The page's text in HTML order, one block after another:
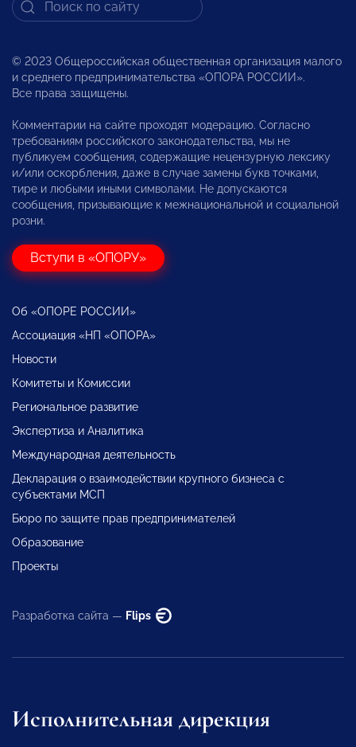
© 2023 Общероссийская общественная организация малого
и среднего предпринимательства «ОПОРА РОССИИ».
Все права защищены.
Комментарии на сайте проходят модерацию. Согласно
требованиям российского законодательства, мы не
публикуем сообщения, содержащие нецензурную лексику
и/или оскорбления, даже в случае замены букв точками,
тире и любыми иными символами. Не допускаются
сообщения, призывающие к межнациональной и социальной
розни.
Вступи в «ОПОРУ»
Об «ОПОРЕ РОССИИ»
Ассоциация «НП «ОПОРА»
Новости
Комитеты и Комиссии
Региональное развитие
Экспертиза и Аналитика
Международная деятельность
Декларация о взаимодействии крупного бизнеса с
субъектами МСП
Бюро по защите прав предпринимателей
Образование
Проекты
Разработка сайта — Flips
Исполнительная дирекция